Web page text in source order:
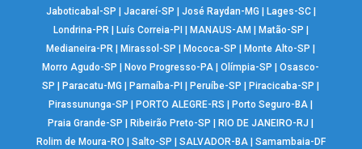
Jaboticabal-SP
Jacareí-SP José Raydan-MG Lages-SC|
Londrina-PR| Luís Correia-PI MANAUS-AM Matão-SP
Medianeira-PR
Mirassol-SP Mococa-SP Monte Alto-SP
Morro Agudo-SP
Novo Progresso-PA |Olímpia-SP |Osasco-
SP
Paracatu-MG Parnaíba-PI Peruíbe-SP Piracicaba-SP
Pirassununga-SP
PORTO ALEGRE-RS Porto Seguro-BA
Praia Grande-SP
Ribeirão Preto-SP RIO DE JANEIRO-RJ
Rolim de Moura-RO
Salto-SP SALVADOR-BA| Samambaia-DF